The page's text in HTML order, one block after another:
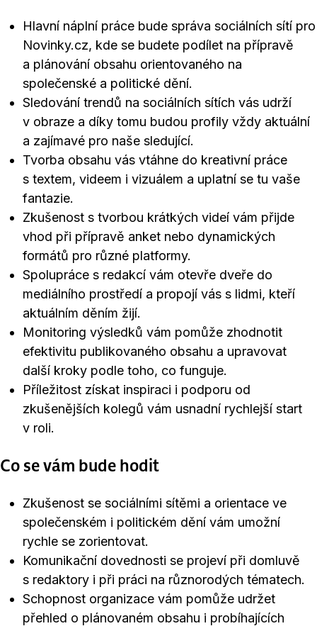
Hlavní náplní práce bude správa sociálních sítí pro
Novinky.cz, kde se budete podílet na přípravě
a plánování obsahu orientovaného na
společenské a politické dění.
Sledování trendů na sociálních sítích vás udrží
v obraze a díky tomu budou profily vždy aktuální
a zajímavé pro naše sledující.
Tvorba obsahu vás vtáhne do kreativní práce
s textem, videem i vizuálem a uplatní se tu vaše
fantazie.
Zkušenost s tvorbou krátkých videí vám přijde
vhod při přípravě anket nebo dynamických
formátů pro různé platformy.
Spolupráce s redakcí vám otevře dveře do
mediálního prostředí a propojí vás s lidmi, kteří
aktuálním děním žijí.
Monitoring výsledků vám pomůže zhodnotit
efektivitu publikovaného obsahu a upravovat
další kroky podle toho, co funguje.
Příležitost získat inspiraci i podporu od
zkušenějších kolegů vám usnadní rychlejší start
v roli.
Co se vám bude hodit
Zkušenost se sociálními sítěmi a orientace ve
společenském i politickém dění vám umožní
rychle se zorientovat.
Komunikační dovednosti se projeví při domluvě
s redaktory i při práci na různorodých tématech.
Schopnost organizace vám pomůže udržet
přehled o plánovaném obsahu i probíhajících